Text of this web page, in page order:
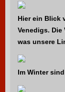
Hier ein Blick
Venedigs. Die
was unsere
Im Winter